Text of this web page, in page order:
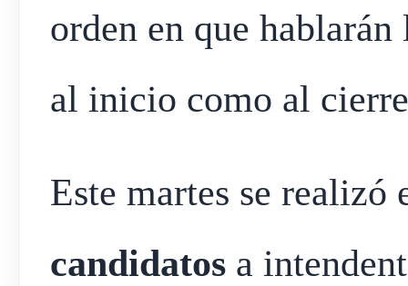
orden en que
al inicio como al
Este martes se
candidatos a